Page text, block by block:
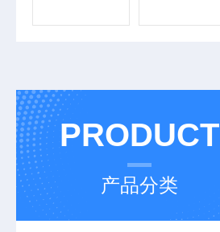
PRODUCT
产品分类